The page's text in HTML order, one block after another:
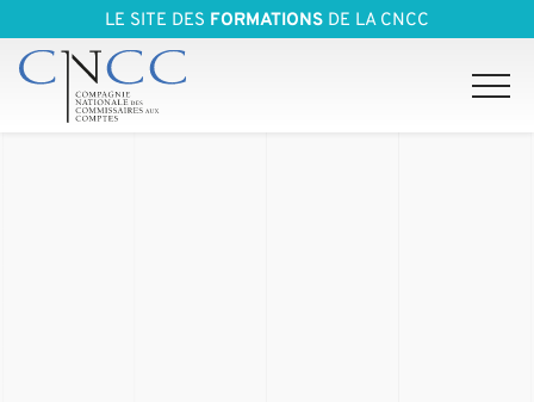
LE SITE DES FORMATIONS DE LA CNCC